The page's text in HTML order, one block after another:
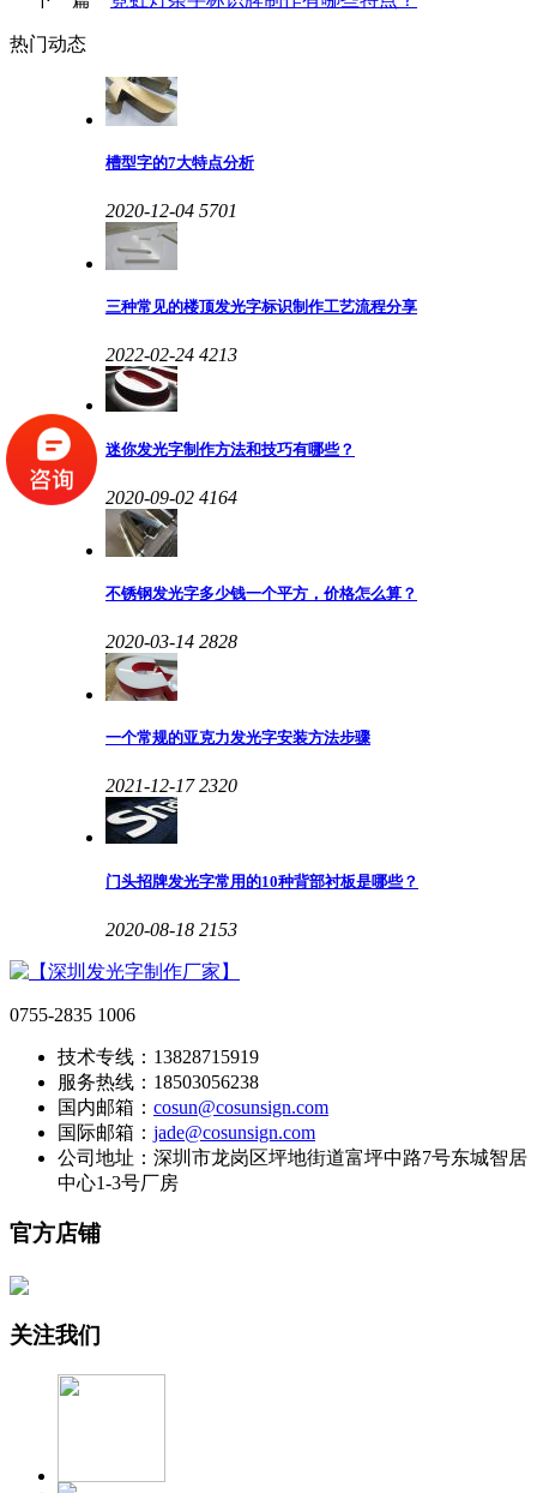
热门动态
槽型字的7大特点分析
2020-12-04 5701
三种常见的楼顶发光字标识制作工艺流程分享
2022-02-24 4213
迷你发光字制作方法和技巧有哪些？
2020-09-02 4164
不锈钢发光字多少钱一个平方，价格怎么算？
2020-03-14 2828
一个常规的亚克力发光字安装方法步骤
2021-12-17 2320
门头招牌发光字常用的10种背部衬板是哪些？
2020-08-18 2153
0755-2835 1006
技术专线：13828715919
服务热线：18503056238
国内邮箱： cosun@cosunsign.com
国际邮箱： jade@cosunsign.com
公司地址：深圳市龙岗区坪地街道富坪中路7号东城智居
中心1-3号厂房
官方店铺
关注我们